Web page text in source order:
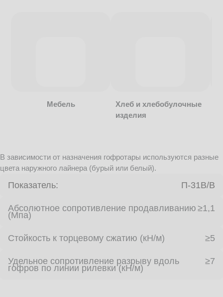
Мебель
Хлеб и хлебобулочные
изделия
В зависимости от назначения гофротары используются разные
цвета наружного лайнера (бурый или белый).
Показатель: П-31В/B
Абсолютное сопротивление продавливанию
(Мпа)
≥1,1
Стойкость к торцевому сжатию (кН/м) ≥5
Удельное сопротивление разрыву вдоль
гофров по линии рилевки (кН/м)
≥7